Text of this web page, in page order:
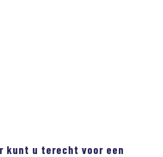
kunt u terecht voor een